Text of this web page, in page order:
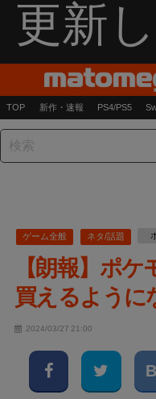
更新
TOP 新作・速報 PS4/PS5
ゲーム全般 ネタ/話題
【朗報】ポ
買えるように
2024/03/27 21:00